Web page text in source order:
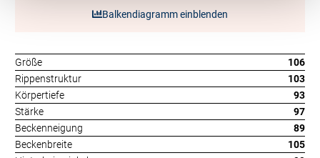
Balkendiagramm einblenden
Größe
106
Rippenstruktur
103
Körpertiefe
93
Stärke
97
Beckenneigung
89
Beckenbreite
105